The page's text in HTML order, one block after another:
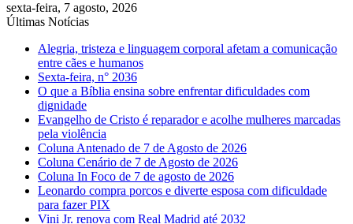
sexta-feira, 7 agosto, 2026
Últimas Notícias
Alegria, tristeza e linguagem corporal afetam a comunicação
entre cães e humanos
Sexta-feira, n° 2036
O que a Bíblia ensina sobre enfrentar dificuldades com
dignidade
Evangelho de Cristo é reparador e acolhe mulheres marcadas
pela violência
Coluna Antenado de 7 de Agosto de 2026
Coluna Cenário de 7 de Agosto de 2026
Coluna In Foco de 7 de agosto de 2026
Leonardo compra porcos e diverte esposa com dificuldade
para fazer PIX
Vini Jr. renova com Real Madrid até 2032